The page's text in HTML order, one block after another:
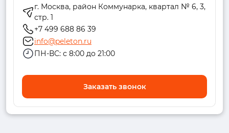
г. Москва, район Коммунарка, квартал № 6, 3,
стр. 1
+7 499 688 86 39
info@peleton.ru
ПН-ВС: с 8:00 до 21:00
Заказать звонок